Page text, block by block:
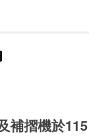
補摺機於115